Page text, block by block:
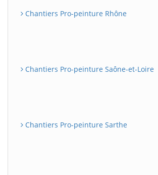
Chantiers Pro-peinture Rhône
Chantiers Pro-peinture Saône-et-Loire
Chantiers Pro-peinture Sarthe